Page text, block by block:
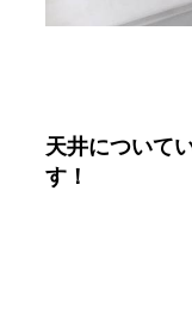
天井について
す！